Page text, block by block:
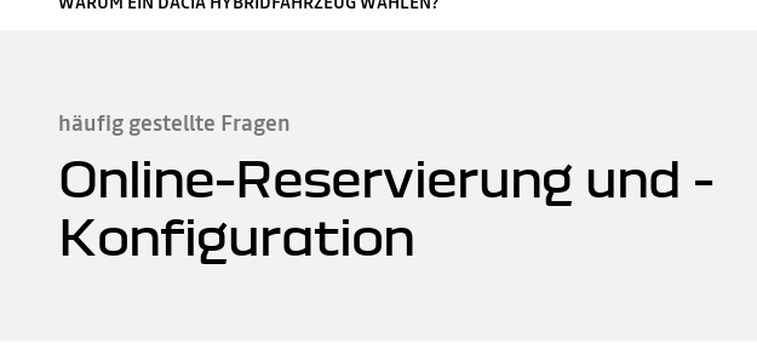
häufig gestellte Fragen
Online-Reservierung und -
Konfiguration